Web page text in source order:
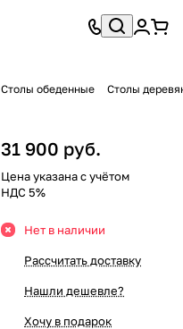
Столы обеденные Столы
31 900 руб.
Цена указана с учётом
НДС 5%
Нет в наличии
Рассчитать доставку
Нашли дешевле?
Хочу в подарок